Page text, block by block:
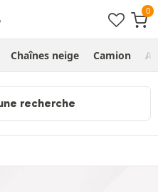
Chaînes neige Camion
recherche